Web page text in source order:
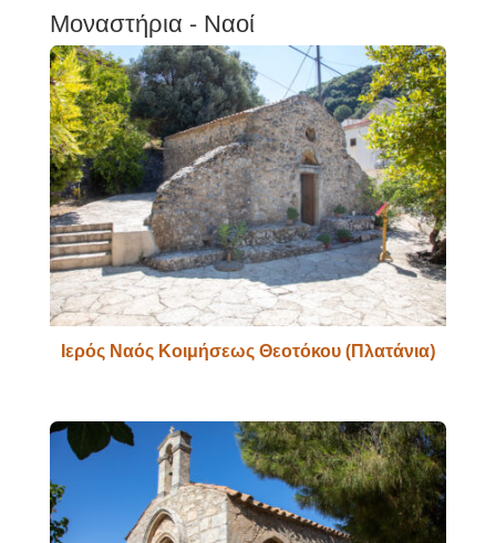
Μοναστήρια - Ναοί
Ιερός Ναός Κοιμήσεως Θεοτόκου (Πλατάνια)